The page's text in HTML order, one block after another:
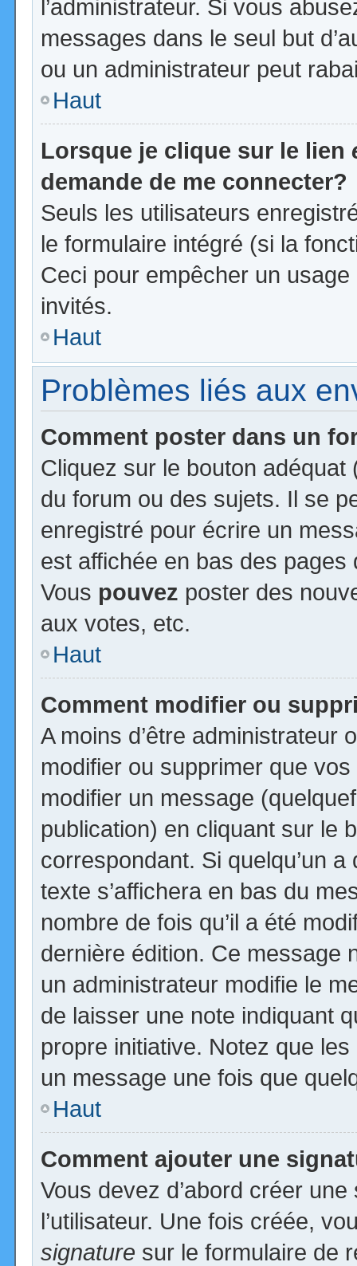
l’administrateur. Si vous
messages dans le seul but
ou un administrateur peut
Haut
Lorsque je clique sur le lien
demande de me connecter?
Seuls les utilisateurs
le formulaire intégré (si la
Ceci pour empêcher un
invités.
Haut
Problèmes liés aux
Comment poster dans un
Cliquez sur le bouton
du forum ou des sujets. Il se
enregistré pour écrire un
est affichée en bas des
Vous pouvez poster des
aux votes, etc.
Haut
Comment modifier ou
A moins d’être administrateur
modifier ou supprimer que
modifier un message
publication) en cliquant sur le
correspondant. Si quelqu’un
texte s’affichera en bas du
nombre de fois qu’il a été
dernière édition. Ce message
un administrateur modifie le
de laisser une note indiquant
propre initiative. Notez que
un message une fois que
Haut
Comment ajouter une
Vous devez d’abord créer
l’utilisateur. Une fois créée,
signature sur le formulaire de